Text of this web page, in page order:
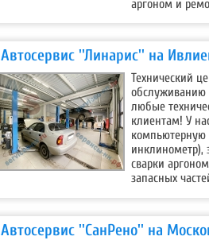
аргоном и
Автосервис ''Линарис'' на
Технический
обслуживанию
любые
клиентам! У
компьютерную
инклинометр),
сварки
запасных
Автосервис ''СанРено'' на